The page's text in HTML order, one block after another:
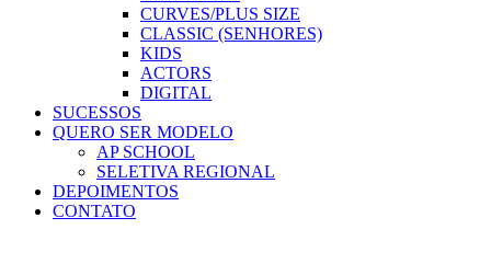
CURVES/PLUS SIZE
CLASSIC (SENHORES)
KIDS
ACTORS
DIGITAL
SUCESSOS
QUERO SER MODELO
AP SCHOOL
SELETIVA REGIONAL
DEPOIMENTOS
CONTATO